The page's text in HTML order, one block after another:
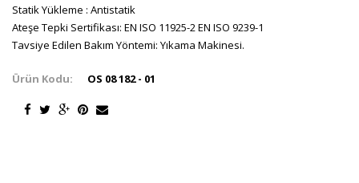
Statik Yükleme : Antistatik
Ateşe Tepki Sertifikası: EN ISO 11925-2 EN ISO 9239-1
Tavsiye Edilen Bakım Yöntemi: Yıkama Makinesi.
Ürün Kodu: OS 08 182 - 01